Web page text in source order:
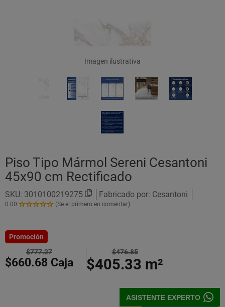
Imagen ilustrativa
Piso Tipo Mármol Sereni Cesantoni
45x90 cm Rectificado
SKU: 3010100219275 Fabricado por: Cesantoni
0.00
0.00
Estrellas!
(Se el primero en comentar)
Promoción
$777.27
$660.68 Caja
$476.85
$405.33 m²
ASISTENTE EXPERTO